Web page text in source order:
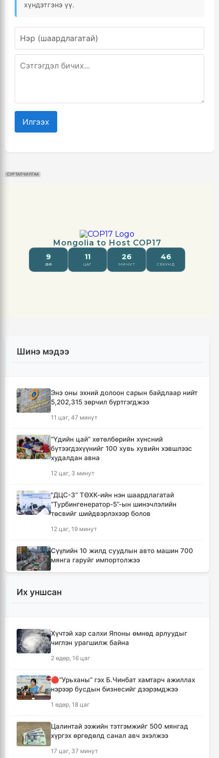
хүндэтгэнэ үү.
Илгээх
СУРТАЛЧИЛГАА
Шинэ мэдээ
Энэ оны эхний долоон сарын байдлаар нийт
5,202,315 зөрчил бүртгэгджээ
11 цаг, 47 минут
“Үдийн цай” хөтөлбөрийн хүнсний
бүтээгдэхүүнийг 100 хувь хувийн хэвшлээс
худалдан авна
12 цаг, 3 минут
"ДЦС-3” ТӨХК-ийн нэн шаардлагатай
“Турбингенератор-5”-ын шинэчлэлийн
төсвийг шийдвэрлэхээр болов
12 цаг, 19 минут
Сүүлийн 10 жилд суудлын авто машин 700
мянга гаруйг импортолжээ
Монгол Улсын гадаад валютын нөөц анх
Өмнөд Солонгост хэт халууны улмаас амиа
Шатахуун дамлан борлуулсан хоёр
Дональд Трамп АНУ-д төрсөн хүүхдэд
гаргав
Их уншсан
Хүчтэй хар салхи Японы өмнөд арлуудыг
чиглэн урагшилж байна
2 өдөр, 16 цаг
🔴“Урьханы” гэх Б.Чинбат хамтарч ажиллах
нэрээр бусдын бизнесийг дээрэмджээ
1 өдөр, 18 цаг
Цалинтай ээжийн тэтгэмжийг 500 мянгад
хүргэх өргөдөлд санал авч эхэлжээ
17 цаг, 37 минут